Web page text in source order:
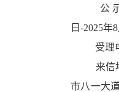
公
日-2025年
受理
来信
市八一大